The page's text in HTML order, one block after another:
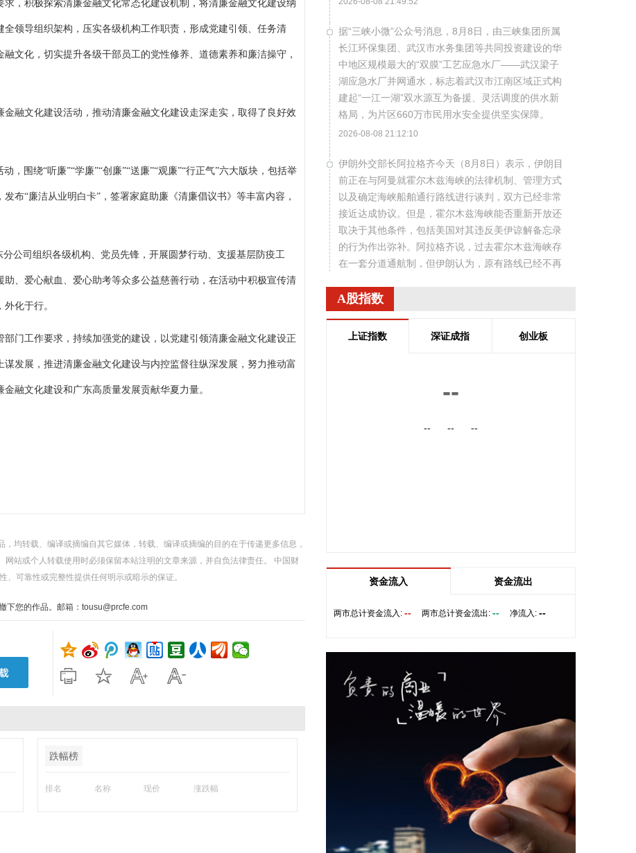
，积极探索清廉金融文化常态化建设机制，将清廉金融文化建设纳
领导组织架构，压实各级机构工作职责，形成党建引领、任务清
文化，切实提升各级干部员工的党性修养、道德素养和廉洁操守，
融文化建设活动，推动清廉金融文化建设走深走实，取得了良好效
，围绕“听廉”“学廉”“创廉”“送廉”“观廉”“行正气”六大版块，包括举
布“廉洁从业明白卡”，签署家庭助廉《清廉倡议书》等丰富内容，
公司组织各级机构、党员先锋，开展圆梦行动、支援基层防疫工
、爱心献血、爱心助考等众多公益慈善行动，在活动中积极宣传清
化于行。
门工作要求，持续加强党的建设，以党建引领清廉金融文化建设正
发展，推进清廉金融文化建设与内控监督往纵深发展，努力推动富
融文化建设和广东高质量发展贡献华夏力量。
均转载、编译或摘编自其它媒体，转载、编译或摘编的目的在于传递更多信息，
站或个人转载使用时必须保留本站注明的文章来源，并自负法律责任。 中国财
可靠性或完整性提供任何明示或暗示的保证。
下您的作品。邮箱：tousu@prcfe.com
跌幅榜
排名 名称 现价 涨跌幅
据“三峡小微”公众号消息，8月8日，由三峡集团所属
长江环保集团、武汉市水务集团等共同投资建设的华
中地区规模最大的“双膜”工艺应急水厂——武汉梁子
湖应急水厂并网通水，标志着武汉市江南区域正式构
建起“一江一湖”双水源互为备援、灵活调度的供水新
格局，为片区660万市民用水安全提供坚实保障。
2026-08-08 21:12:10
伊朗外交部长阿拉格齐今天（8月8日）表示，伊朗目
前正在与阿曼就霍尔木兹海峡的法律机制、管理方式
以及确定海峡船舶通行路线进行谈判，双方已经非常
接近达成协议。但是，霍尔木兹海峡能否重新开放还
取决于其他条件，包括美国对其违反美伊谅解备忘录
的行为作出弥补。阿拉格齐说，过去霍尔木兹海峡存
在一套分道通航制，但伊朗认为，原有路线已经不再
线。因此，有必要规划一套新的通航机制，不过这涉
及复杂的技术和法律问题。目前双方正在讨论的是一
条临时通航路线。在新的正式通航路线最终确定之
成最终结论后，新的通航路线将得到确定。
总统泽连斯基当天表示，美国已与乌克兰达成协议，
连斯基同时表示，仅靠这项供应无法完全弥补乌克兰
据“星光股份”公众号消息，近日，星光股份成功中标
龙星控股总部泛光工程项目。
2026-08-08 18:10:12
“金科股份”公众号消息，2026年8月，金科地产集团
股份有限公司（简称“金科股份”）与重庆通用人工智
能研究院在重庆正式签署全方位合作协议。双方将依
托通用人工智能前沿技术，落地不动产全场景智慧解
决方案，合力打造重庆“人工智能+不动产”产业标杆项
2026-08-08 17:41:26
A股指数
上证指数 深证成指 创业板
--
-- -- --
资金流入 资金流出
两市总计资金流入: -- 两市总计资金流出: -- 净流入: --